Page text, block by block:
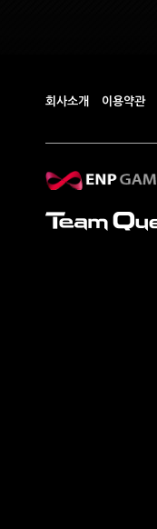
회사소개 이용약관